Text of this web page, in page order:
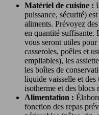
Matériel de cuisine :
puissance, sécurité)
aliments. Prévoyez
en quantité suffisante.
vous seront utiles
casseroles, poêles et
empilables), les
les boîtes de
liquide vaisselle et des
isotherme et des blocs
Alimentation :
fonction des repas